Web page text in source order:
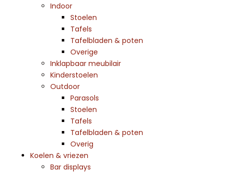
Indoor
Stoelen
Tafels
Tafelbladen & poten
Overige
Inklapbaar meubilair
Kinderstoelen
Outdoor
Parasols
Stoelen
Tafels
Tafelbladen & poten
Overig
Koelen & vriezen
Bar displays